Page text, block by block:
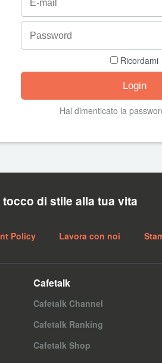
Ricordami
Hai dimenticato la
tocco di stile alla tua vita
Policy Lavora con noi
Cafetalk
Cafetalk Channel
Cafetalk Ranking
Cafetalk Shop